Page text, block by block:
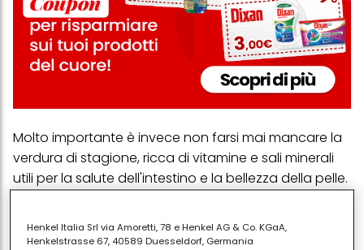
Molto importante è invece non farsi mai mancare la
verdura di stagione, ricca di vitamine e sali minerali
utili per la salute dell'intestino e la bellezza della pelle.
flora intestinale in salute, evitando il ristagno di
Henkel Italia Srl via Amoretti, 78 e Henkel AG & Co. KGaA,
Henkelstrasse 67, 40589 Duesseldorf, Germania